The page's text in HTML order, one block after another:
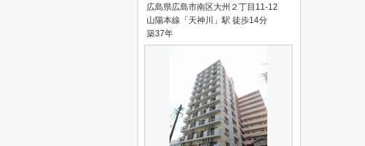
広島県広島市南区大州２丁目11-12
山陽本線「天神川」駅 徒歩14分
築37年